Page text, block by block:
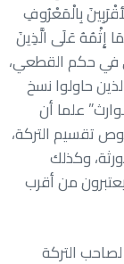
بِالْمَعْرُوفِ
إِثْمُهُ عَلَى الَّذِينَ
في حكم القطعي،
حاولوا نسخ
علما أن
تقسيم التركة،
وكذلك
من أقرب
التركة